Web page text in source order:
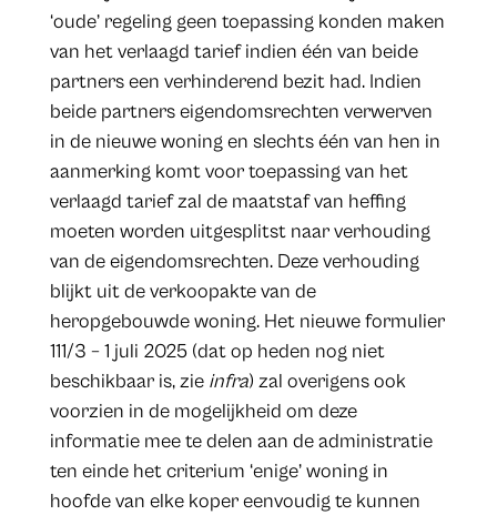
‘oude’ regeling geen toepassing konden maken
van het verlaagd tarief indien één van beide
partners een verhinderend bezit had. Indien
beide partners eigendomsrechten verwerven
in de nieuwe woning en slechts één van hen in
aanmerking komt voor toepassing van het
verlaagd tarief zal de maatstaf van heffing
moeten worden uitgesplitst naar verhouding
van de eigendomsrechten. Deze verhouding
blijkt uit de verkoopakte van de
heropgebouwde woning. Het nieuwe formulier
111/3 – 1 juli 2025 (dat op heden nog niet
beschikbaar is, zie infra) zal overigens ook
voorzien in de mogelijkheid om deze
informatie mee te delen aan de administratie
ten einde het criterium ‘enige’ woning in
hoofde van elke koper eenvoudig te kunnen